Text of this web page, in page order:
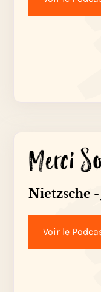
Nietzsche
Voir le